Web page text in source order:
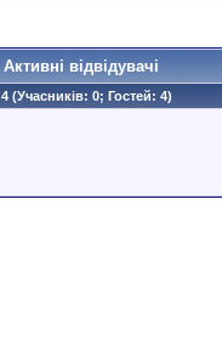
Активні відвідувачі
4 (Учасників: 0; Гостей: 4)